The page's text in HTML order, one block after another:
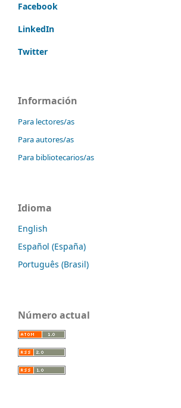
Facebook
LinkedIn
Twitter
Información
Para lectores/as
Para autores/as
Para bibliotecarios/as
Idioma
English
Español (España)
Português (Brasil)
Número actual